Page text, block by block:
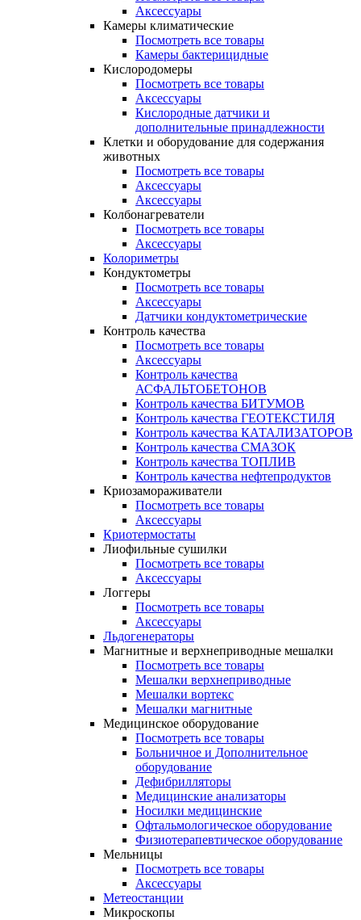
Аксессуары
Камеры климатические
Посмотреть все товары
Камеры бактерицидные
Кислородомеры
Посмотреть все товары
Аксессуары
Кислородные датчики и
дополнительные принадлежности
Клетки и оборудование для содержания
животных
Посмотреть все товары
Аксессуары
Аксессуары
Колбонагреватели
Посмотреть все товары
Аксессуары
Колориметры
Кондуктометры
Посмотреть все товары
Аксессуары
Датчики кондуктометрические
Контроль качества
Посмотреть все товары
Аксессуары
Контроль качества
АСФАЛЬТОБЕТОНОВ
Контроль качества БИТУМОВ
Контроль качества ГЕОТЕКСТИЛЯ
Контроль качества КАТАЛИЗАТОРОВ
Контроль качества СМАЗОК
Контроль качества ТОПЛИВ
Контроль качества нефтепродуктов
Криозамораживатели
Посмотреть все товары
Аксессуары
Криотермостаты
Лиофильные сушилки
Посмотреть все товары
Аксессуары
Логгеры
Посмотреть все товары
Аксессуары
Льдогенераторы
Магнитные и верхнеприводные мешалки
Посмотреть все товары
Мешалки верхнеприводные
Мешалки вортекс
Мешалки магнитные
Медицинское оборудование
Посмотреть все товары
Больничное и Дополнительное
оборудование
Дефибрилляторы
Медицинские анализаторы
Носилки медицинские
Офтальмологическое оборудование
Физиотерапевтическое оборудование
Мельницы
Посмотреть все товары
Аксессуары
Метеостанции
Микроскопы